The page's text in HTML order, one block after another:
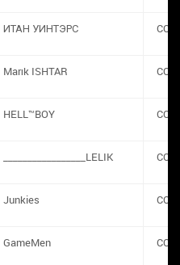
ИТАН УИНТЭРС
Marık ISHTAR
HELL™BOY
_________________LELIK
Junkies
GameMen